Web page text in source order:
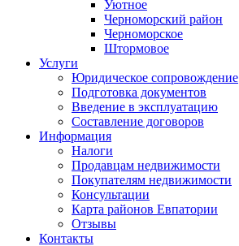
Уютное
Черноморский район
Черноморское
Штормовое
Услуги
Юридическое сопровождение
Подготовка документов
Введение в эксплуатацию
Составление договоров
Информация
Налоги
Продавцам недвижимости
Покупателям недвижимости
Консультации
Карта районов Евпатории
Отзывы
Контакты